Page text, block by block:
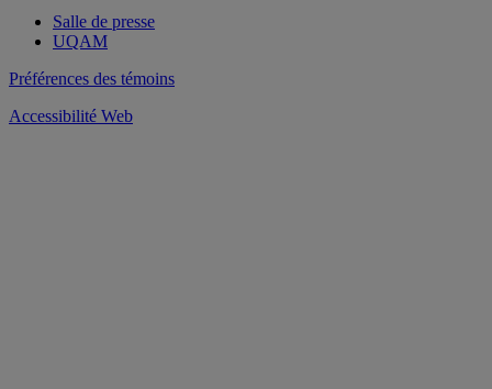
Salle de presse
UQAM
Préférences des témoins
Accessibilité Web